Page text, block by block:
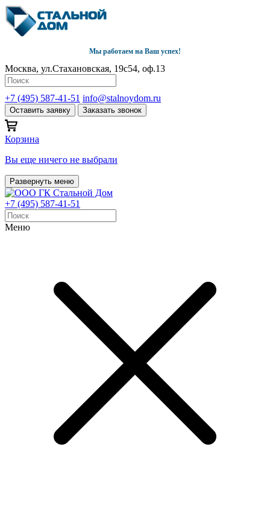
Мы работаем на Ваш успех!
Москва, ул.Стахановская, 19с54, оф.13
+7 (495) 587-41-51 info@stalnoydom.ru
Оставить заявку Заказать звонок
Корзина
Вы еще ничего не выбрали
Развернуть меню
+7 (495) 587-41-51
Меню